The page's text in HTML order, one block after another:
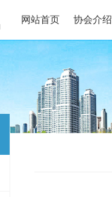
网站首页 协会介绍